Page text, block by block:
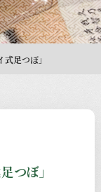
足つぼ」
つぼ」